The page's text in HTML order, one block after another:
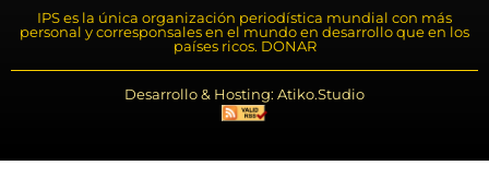
IPS es la única organización periodística mundial con más
personal y corresponsales en el mundo en desarrollo que en los
países ricos. DONAR
Desarrollo & Hosting: Atiko.Studio